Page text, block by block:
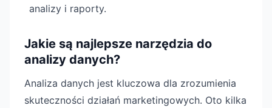
analizy i raporty.
Jakie są najlepsze narzędzia do
analizy danych?
Analiza danych jest kluczowa dla zrozumienia
skuteczności działań marketingowych. Oto kilka